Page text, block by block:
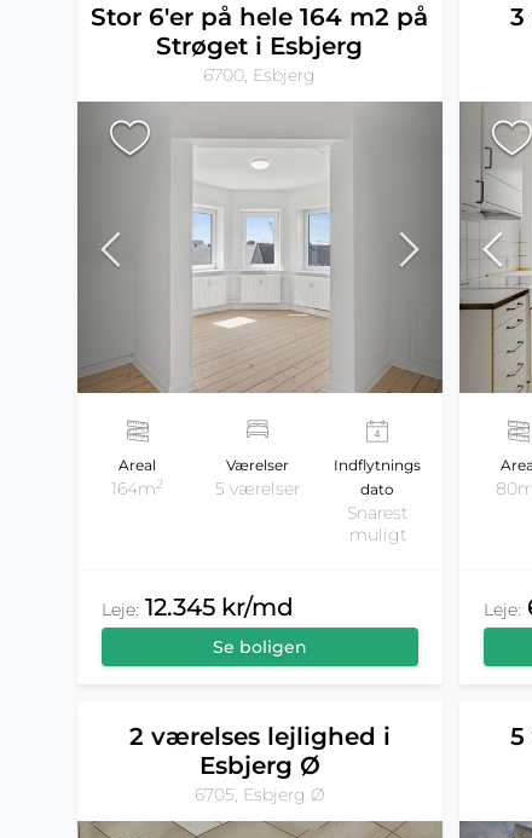
Stor 6'er på hele 164 m2 på
Strøget i Esbjerg
6700, Esbjerg
Areal
164m2
Værelser
5 værelser
Indflytnings
dato
Snarest
muligt
Leje: 12.345 kr/md
Se boligen
3
Leje:
2 værelses lejlighed i
Esbjerg Ø
6705, Esbjerg Ø
5